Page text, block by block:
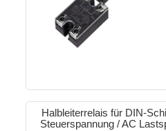
Halbleiterrelais für DIN-
Steuerspannung / AC